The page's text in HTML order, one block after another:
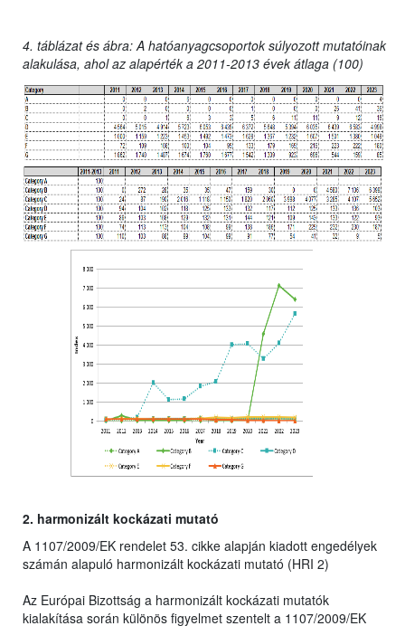
4. táblázat és ábra: A hatóanyagcsoportok súlyozott mutatóinak
alakulása, ahol az alapérték a 2011-2013 évek átlaga (100)
2. harmonizált kockázati mutató
A 1107/2009/EK rendelet 53. cikke alapján kiadott engedélyek
számán alapuló harmonizált kockázati mutató (HRI 2)
Az Európai Bizottság a harmonizált kockázati mutatók
kialakítása során különös figyelmet szentelt a 1107/2009/EK